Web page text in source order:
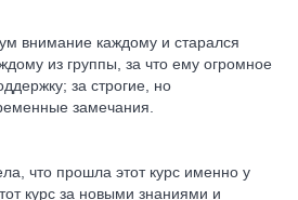
внимание каждому и старался
из группы, за что ему огромное
за строгие, но
замечания.
что прошла этот курс именно у
курс за новыми знаниями и